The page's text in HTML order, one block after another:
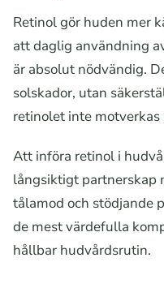
Retinol gör huden mer
att daglig användning
är absolut nödvändig.
solskador, utan
retinolet inte
Att införa retinol i
långsiktigt partnerskap
tålamod och stödjande
de mest värdefulla
hållbar hudvårdsrutin.